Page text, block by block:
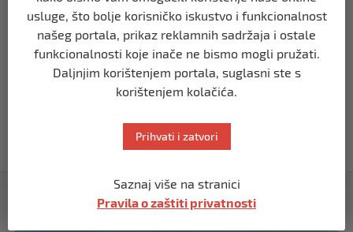
iznenadio javnost (VIDEO)
prije 2 godine
ESTRADA
Selma Čavkić u subotu nastupa u
ulazak u finale “Nikad nije kasno”
prije 2 godine
usluge, što bolje korisničko iskustvo i funkcionalnost
našeg portala, prikaz reklamnih sadržaja i ostale
funkcionalnosti koje inače ne bismo mogli pružati.
Daljnjim korištenjem portala, suglasni ste s
korištenjem kolačića.
Prihvati i zatvori
Saznaj više na stranici
Pravila o zaštiti privatnosti